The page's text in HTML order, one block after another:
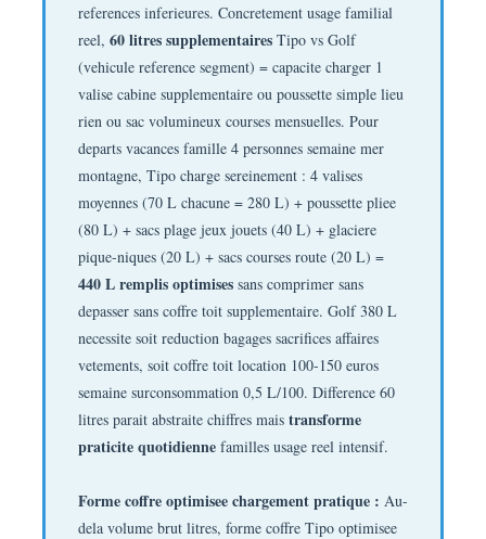
references inferieures. Concretement usage familial
reel, 60 litres supplementaires Tipo vs Golf
(vehicule reference segment) = capacite charger 1
valise cabine supplementaire ou poussette simple lieu
rien ou sac volumineux courses mensuelles. Pour
departs vacances famille 4 personnes semaine mer
montagne, Tipo charge sereinement : 4 valises
moyennes (70 L chacune = 280 L) + poussette pliee
(80 L) + sacs plage jeux jouets (40 L) + glaciere
pique-niques (20 L) + sacs courses route (20 L) =
440 L remplis optimises sans comprimer sans
depasser sans coffre toit supplementaire. Golf 380 L
necessite soit reduction bagages sacrifices affaires
vetements, soit coffre toit location 100-150 euros
semaine surconsommation 0,5 L/100. Difference 60
litres parait abstraite chiffres mais transforme
praticite quotidienne familles usage reel intensif.
Forme coffre optimisee chargement pratique : Au-
dela volume brut litres, forme coffre Tipo optimisee